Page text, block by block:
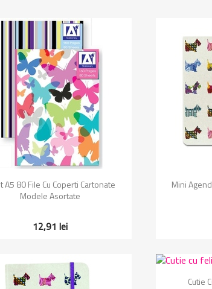
Vizualizare rapida
A5 80 File Cu Coperti Cartonate
Modele Asortate
12,91 lei

Mini

Cutie